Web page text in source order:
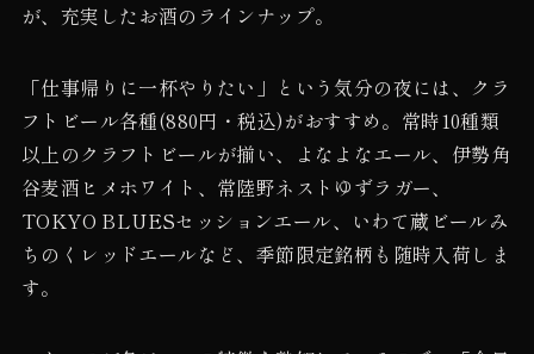
が、充実したお酒のラインナップ。
「仕事帰りに一杯やりたい」という気分の夜には、クラ
フトビール各種(880円・税込)がおすすめ。常時10種類
以上のクラフトビールが揃い、よなよなエール、伊勢角
谷麦酒ヒメホワイト、常陸野ネストゆずラガー、
TOKYO BLUESセッションエール、いわて蔵ビールみ
ちのくレッドエールなど、季節限定銘柄も随時入荷しま
す。